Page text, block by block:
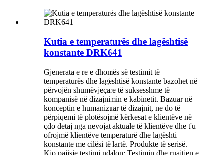
Kutia e temperaturës dhe lagështisë
konstante DRK641
Gjenerata e re e dhomës së testimit të
temperaturës dhe lagështisë konstante bazohet në
përvojën shumëvjeçare të suksesshme të
kompanisë në dizajnimin e kabinetit. Bazuar në
konceptin e humanizuar të dizajnit, ne do të
përpiqemi të plotësojmë kërkesat e klientëve në
çdo detaj nga nevojat aktuale të klientëve dhe t'u
ofrojmë klientëve temperaturë dhe lagështi
konstante me cilësi të lartë. Produkte të serisë.
Kjo pajisje testimi ndalon: Testimin dhe ruajtjen e